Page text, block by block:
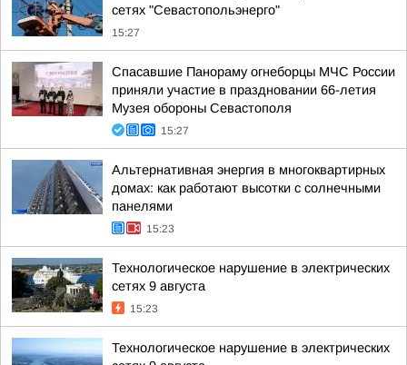
сетях "Севастопольэнерго"
15:27
Спасавшие Панораму огнеборцы МЧС России
приняли участие в праздновании 66-летия
Музея обороны Севастополя
15:27
Альтернативная энергия в многоквартирных
домах: как работают высотки с солнечными
панелями
15:23
Технологическое нарушение в электрических
сетях 9 августа
15:23
Технологическое нарушение в электрических